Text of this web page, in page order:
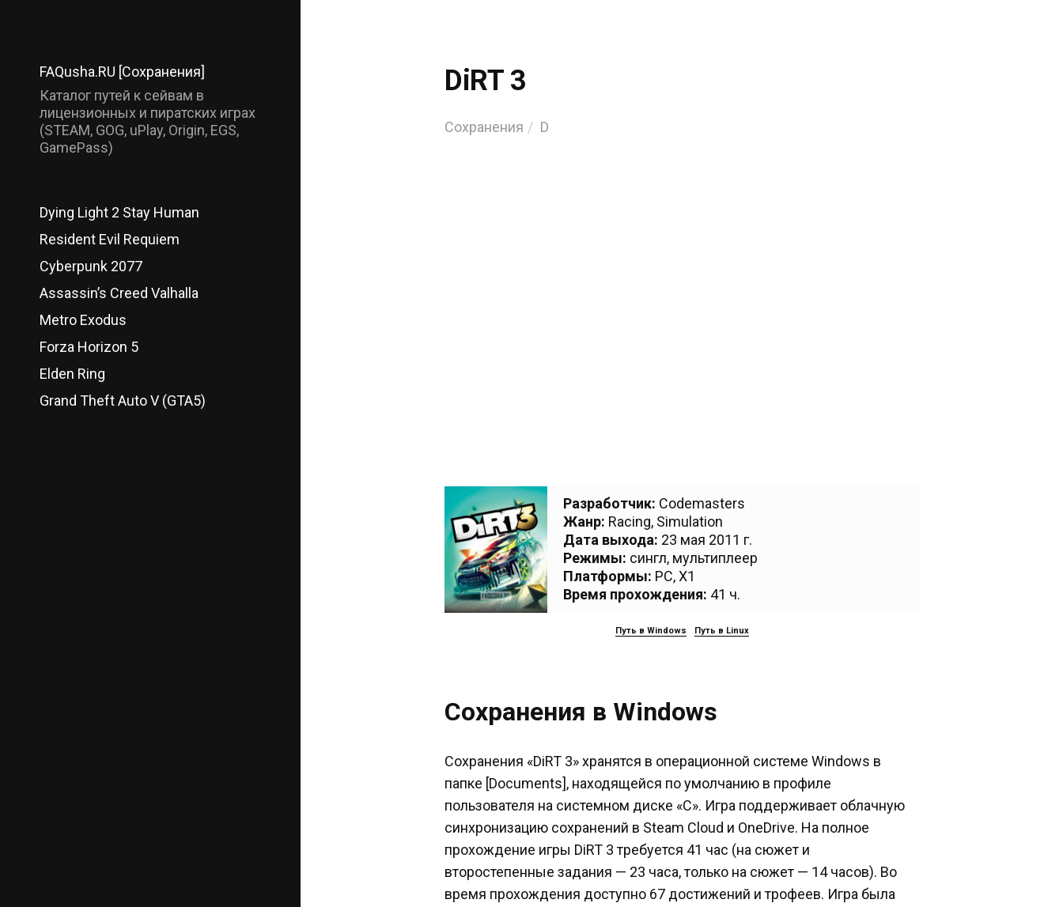
FAQusha.RU [Сохранения]
Каталог путей к сейвам в
лицензионных и пиратских играх
(STEAM, GOG, uPlay, Origin, EGS,
GamePass)
Dying Light 2 Stay Human
Resident Evil Requiem
Cyberpunk 2077
Assassin’s Creed Valhalla
Metro Exodus
Forza Horizon 5
Elden Ring
Grand Theft Auto V (GTA5)
DiRT 3
Сохранения D
Разработчик: Codemasters
Жанр: Racing, Simulation
Дата выхода: 23 мая 2011 г.
Режимы: сингл, мультиплеер
Платформы: PC,X1
Время прохождения: 41 ч.
Путь в Windows Путь в Linux
Сохранения в Windows
Сохранения «DiRT 3» хранятся в операционной системе Windows в
папке [Documents], находящейся по умолчанию в профиле
пользователя на системном диске «C». Игра поддерживает облачную
синхронизацию сохранений в Steam Cloud и OneDrive. На полное
прохождение игры DiRT 3 требуется 41 час (на сюжет и
второстепенные задания — 23 часа, только на сюжет — 14 часов). Во
время прохождения доступно 67 достижений и трофеев. Игра была